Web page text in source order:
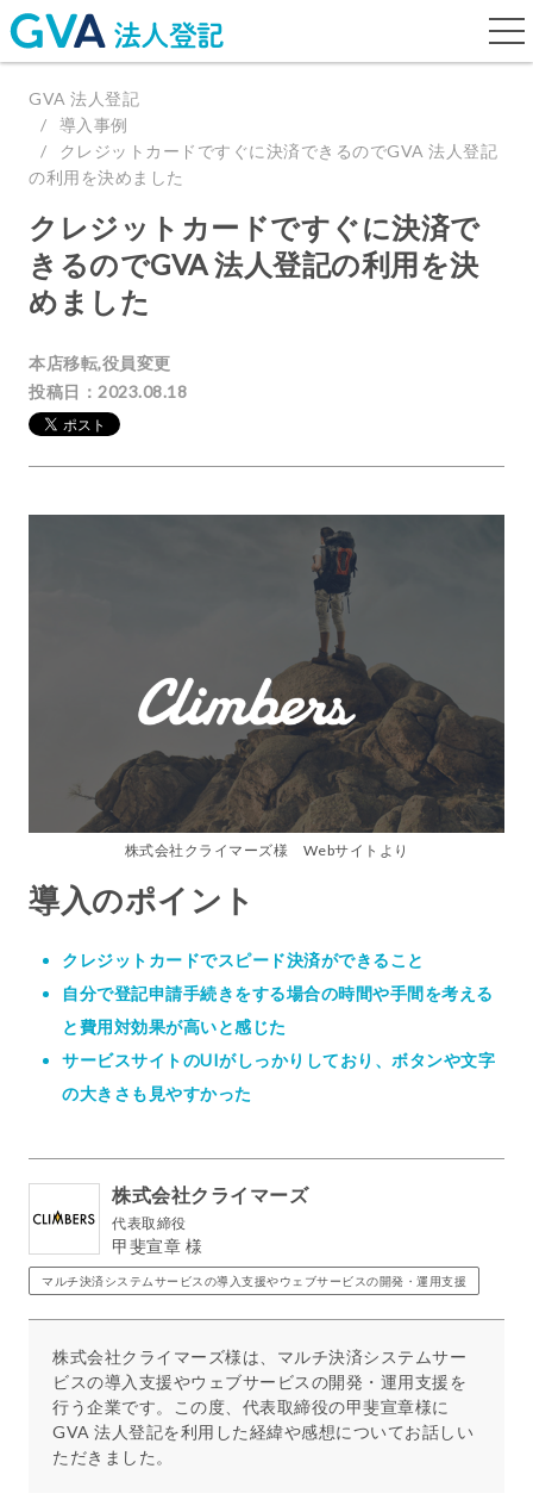
GVA 法人登記
導入事例
クレジットカードですぐに決済できるのでGVA 法人登記
の利用を決めました
クレジットカードですぐに決済で
きるのでGVA 法人登記の利用を決
めました
本店移転,役員変更
投稿日：2023.08.18
株式会社クライマーズ様 Webサイトより
導入のポイント
クレジットカードでスピード決済ができること
自分で登記申請手続きをする場合の時間や手間を考える
と費用対効果が高いと感じた
サービスサイトのUIがしっかりしており、ボタンや文字
の大きさも見やすかった
株式会社クライマーズ
代表取締役
甲斐宣章 様
マルチ決済システムサービスの導入支援やウェブサービスの開発・運用支援
株式会社クライマーズ様は、マルチ決済システムサー
ビスの導入支援やウェブサービスの開発・運用支援を
行う企業です。この度、代表取締役の甲斐宣章様に
GVA 法人登記を利用した経緯や感想についてお話しい
ただきました。